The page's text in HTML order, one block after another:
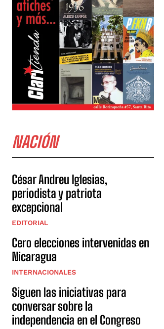
NACIÓN
César Andreu Iglesias,
periodista y patriota
excepcional
EDITORIAL
Cero elecciones intervenidas en
Nicaragua
INTERNACIONALES
Siguen las iniciativas para
conversar sobre la
independencia en el Congreso